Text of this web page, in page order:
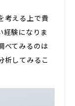
考える上で貴
経験になりま
べてみるのは
析してみるこ